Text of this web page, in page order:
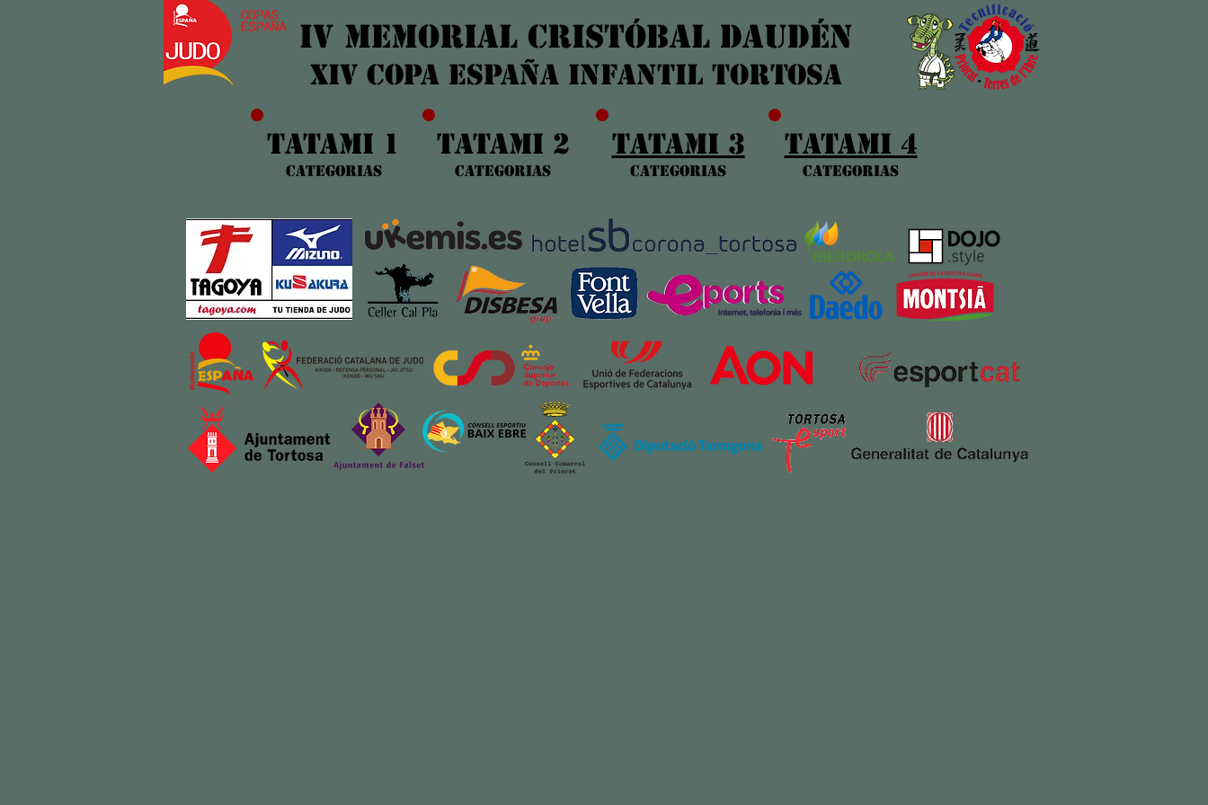
IV MEMORIAL CRISTÓBAL DAUDÉN
XIV COPA ESPAÑA INFANTIL TORTOSA
TATAMI 1
categoriAs
TATAMI 2
categoriAs
TATAMI 3
categoriAs
TATAMI 4
categoriAs